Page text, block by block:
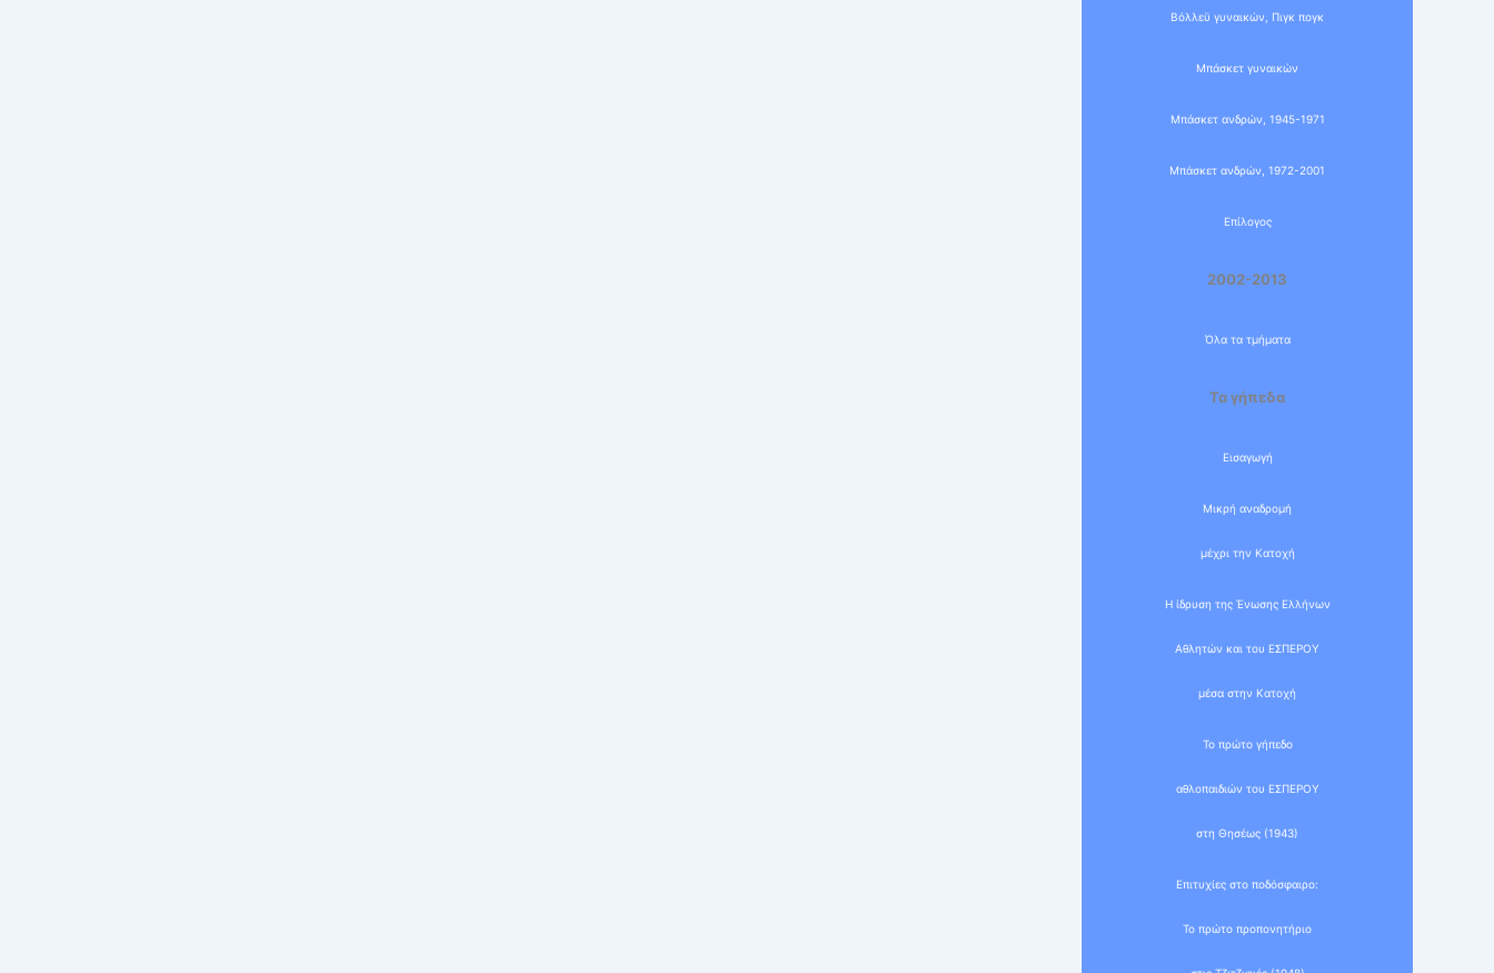
Βόλλεϋ γυναικών, Πιγκ πογκ
Μπάσκετ γυναικών
Μπάσκετ ανδρών, 1945-1971
Μπάσκετ ανδρών, 1972-2001
Επίλογος
2002-2013
Όλα τα τμήματα
Τα γήπεδα
Εισαγωγή
Μικρή αναδρομή
μέχρι την Κατοχή
Η ίδρυση της Ένωσης Ελλήνων
Αθλητών και του ΕΣΠΕΡΟΥ
μέσα στην Κατοχή
Το πρώτο γήπεδο
αθλοπαιδιών του ΕΣΠΕΡΟΥ
στη Θησέως (1943)
Επιτυχίες στο ποδόσφαιρο:
Το πρώτο προπονητήριο